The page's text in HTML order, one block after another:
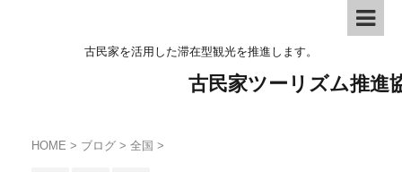
古民家を活用した滞在型観光を推進します。
古民家ツーリズム推進
HOME > ブログ > 全国 >